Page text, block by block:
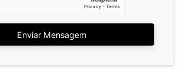
Enviar Mensagem